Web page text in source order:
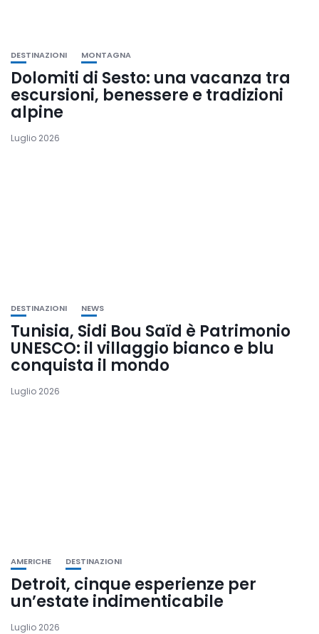
DESTINAZIONI MONTAGNA
Dolomiti di Sesto: una vacanza tra
escursioni, benessere e tradizioni
alpine
Luglio 2026
DESTINAZIONI NEWS
Tunisia, Sidi Bou Saïd è Patrimonio
UNESCO: il villaggio bianco e blu
conquista il mondo
Luglio 2026
AMERICHE DESTINAZIONI
Detroit, cinque esperienze per
un’estate indimenticabile
Luglio 2026